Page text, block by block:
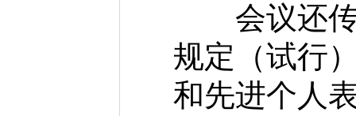
会议还传
规定（试行
和先进个人